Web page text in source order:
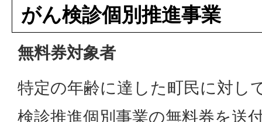
がん検診個別推進事業
無料券対象者
特定の年齢に達した町民に対し
検診推進個別事業の無料券を送